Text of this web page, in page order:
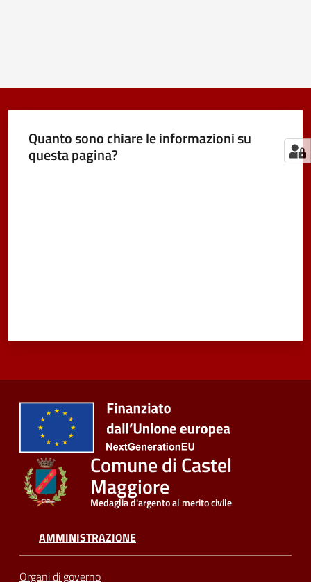
Quanto sono chiare le informazioni su
questa pagina?
Comune di Castel
Maggiore
Medaglia d'argento al merito civile
AMMINISTRAZIONE
Organi di governo